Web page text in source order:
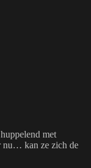
met
nu… kan ze zich de